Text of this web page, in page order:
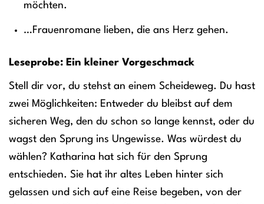
möchten.
…Frauenromane lieben, die ans Herz gehen.
Leseprobe: Ein kleiner Vorgeschmack
Stell dir vor, du stehst an einem Scheideweg. Du hast
zwei Möglichkeiten: Entweder du bleibst auf dem
sicheren Weg, den du schon so lange kennst, oder du
wagst den Sprung ins Ungewisse. Was würdest du
wählen? Katharina hat sich für den Sprung
entschieden. Sie hat ihr altes Leben hinter sich
gelassen und sich auf eine Reise begeben, von der